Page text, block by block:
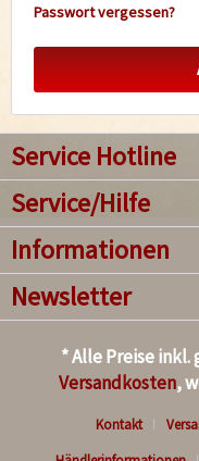
Passwort vergessen?
Service Hotline
Service/Hilfe
Informationen
Newsletter
* Alle Preise
Versandkosten,
Kontakt